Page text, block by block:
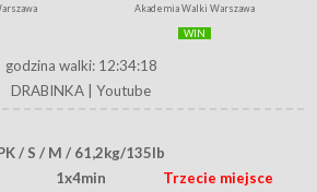
Akademia Walki Warszawa
WIN
godzina walki: 12:34:18
DRABINKA
Youtube
/ S / M / 61,2kg/135lb
1x4min
Trzecie miejsce